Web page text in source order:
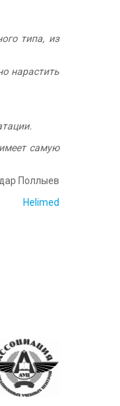
типа, из
нарастить
самую
Поллыев
Helimed